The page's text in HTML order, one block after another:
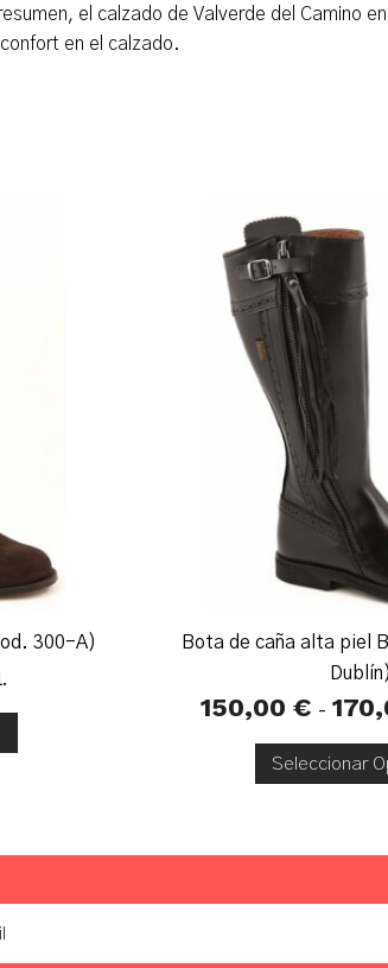
el calzado de Valverde del Camino
en el calzado.
300-A)
Bota de caña alta piel
Dublín)
150,00 € -
Seleccionar